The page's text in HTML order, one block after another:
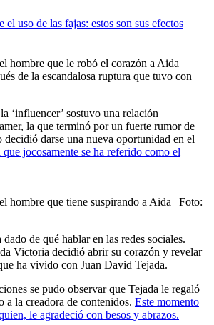
el uso de las fajas: estos son sus efectos
hombre que le robó el corazón a Aida
de la escandalosa ruptura que tuvo con
‘influencer’ sostuvo una relación
la que terminó por un fuerte rumor de
darse una nueva oportunidad en el
jocosamente se ha referido como el
hombre que tiene suspirando a Aida | Foto:
de qué hablar en las redes sociales.
Victoria decidió abrir su corazón y revelar
ha vivido con Juan David Tejada.
se pudo observar que Tejada le regaló
a la creadora de contenidos. Este momento
le agradeció con besos y abrazos.